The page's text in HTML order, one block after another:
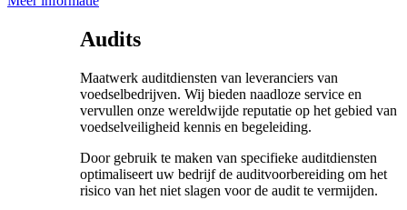
Audits
Maatwerk auditdiensten van leveranciers van
voedselbedrijven. Wij bieden naadloze service en
vervullen onze wereldwijde reputatie op het gebied van
voedselveiligheid kennis en begeleiding.
Door gebruik te maken van specifieke auditdiensten
optimaliseert uw bedrijf de auditvoorbereiding om het
risico van het niet slagen voor de audit te vermijden.